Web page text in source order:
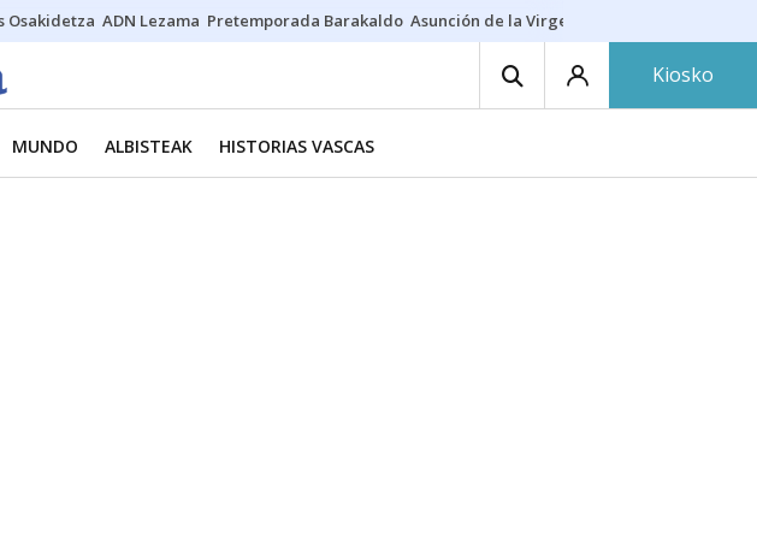
Osakidetza ADN Lezama Pretemporada Barakaldo Asunción de la Virgen
Kiosko
MUNDO ALBISTEAK HISTORIAS VASCAS